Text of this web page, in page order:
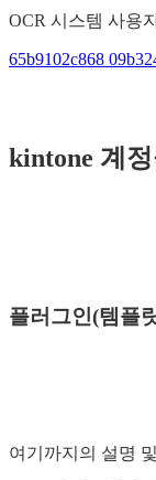
OCR 시스템 사용
65b9102c868
kintone 계
플러그인(템플
여기까지의 설명